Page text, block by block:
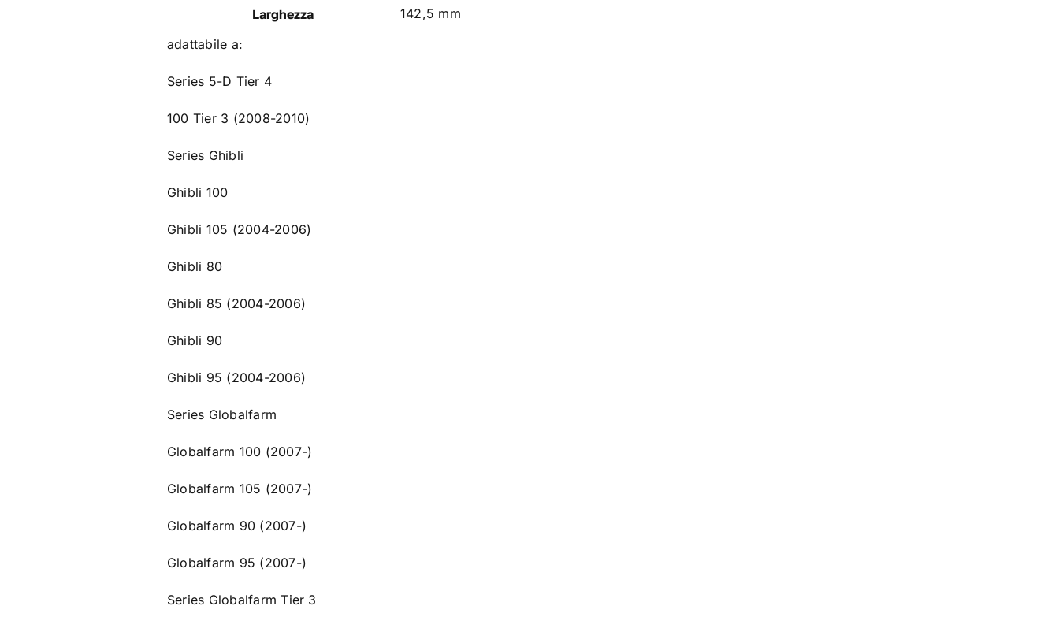
Larghezza
142,5 mm
adattabile a:
Series 5-D Tier 4
100 Tier 3 (2008-2010)
Series Ghibli
Ghibli 100
Ghibli 105 (2004-2006)
Ghibli 80
Ghibli 85 (2004-2006)
Ghibli 90
Ghibli 95 (2004-2006)
Series Globalfarm
Globalfarm 100 (2007-)
Globalfarm 105 (2007-)
Globalfarm 90 (2007-)
Globalfarm 95 (2007-)
Series Globalfarm Tier 3